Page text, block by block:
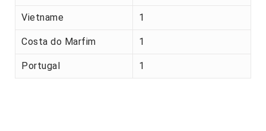
Vietname 1
Costa do Marfim 1
Portugal 1